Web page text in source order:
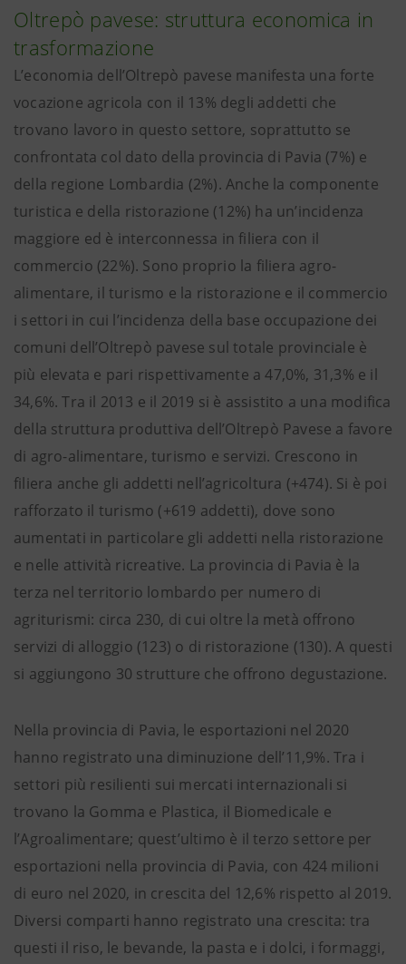
Oltrepò pavese: struttura economica in
trasformazione
L’economia dell’Oltrepò pavese manifesta una forte
vocazione agricola con il 13% degli addetti che
trovano lavoro in questo settore, soprattutto se
confrontata col dato della provincia di Pavia (7%) e
della regione Lombardia (2%). Anche la componente
turistica e della ristorazione (12%) ha un’incidenza
maggiore ed è interconnessa in filiera con il
commercio (22%). Sono proprio la filiera agro-
alimentare, il turismo e la ristorazione e il commercio
i settori in cui l’incidenza della base occupazione dei
comuni dell’Oltrepò pavese sul totale provinciale è
più elevata e pari rispettivamente a 47,0%, 31,3% e il
34,6%. Tra il 2013 e il 2019 si è assistito a una modifica
della struttura produttiva dell’Oltrepò Pavese a favore
di agro-alimentare, turismo e servizi. Crescono in
filiera anche gli addetti nell’agricoltura (+474). Si è poi
rafforzato il turismo (+619 addetti), dove sono
aumentati in particolare gli addetti nella ristorazione
e nelle attività ricreative. La provincia di Pavia è la
terza nel territorio lombardo per numero di
agriturismi: circa 230, di cui oltre la metà offrono
servizi di alloggio (123) o di ristorazione (130). A questi
si aggiungono 30 strutture che offrono degustazione.
Nella provincia di Pavia, le esportazioni nel 2020
hanno registrato una diminuzione dell’11,9%. Tra i
settori più resilienti sui mercati internazionali si
trovano la Gomma e Plastica, il Biomedicale e
l’Agroalimentare; quest’ultimo è il terzo settore per
esportazioni nella provincia di Pavia, con 424 milioni
di euro nel 2020, in crescita del 12,6% rispetto al 2019.
Diversi comparti hanno registrato una crescita: tra
questi il riso, le bevande, la pasta e i dolci, i formaggi,